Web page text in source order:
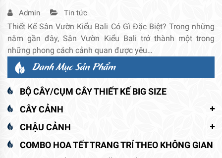
Admin Tin tức
Thiết Kế Sân Vườn Kiểu Bali Có Gì Đặc Biệt? Trong những
năm gần đây, Sân Vườn Kiểu Bali trở thành một trong
những phong cách cảnh quan được yêu…
Danh Mục Sản Phẩm
BỘ CÂY/CỤM CÂY THIẾT KẾ BIG SIZE
CÂY CẢNH
CHẬU CẢNH
COMBO HOA TẾT TRANG TRÍ THEO KHÔNG GIAN